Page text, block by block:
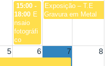
15:00 -
18:00 E
nsaio
fotográfi
co
Exposição – T.E
Gravura em Metal
5 6 7 8